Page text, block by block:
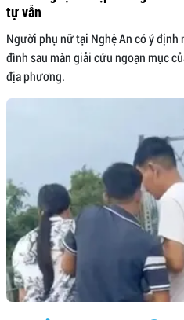
tự vẫn
Người phụ nữ tại Nghệ An có ý định
đình sau màn giải cứu ngoạn mục
địa phương.